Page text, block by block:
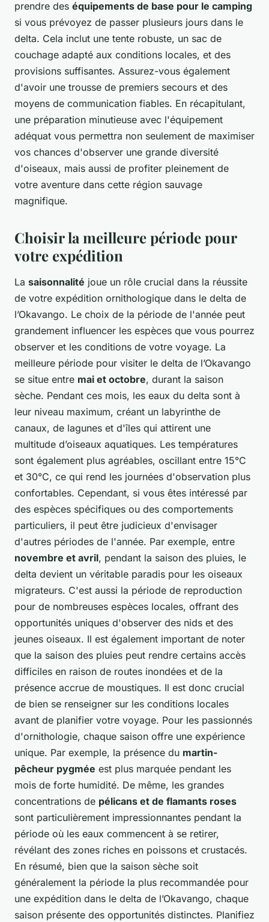
prendre des équipements de base pour le camping
si vous prévoyez de passer plusieurs jours dans le
delta. Cela inclut une tente robuste, un sac de
couchage adapté aux conditions locales, et des
provisions suffisantes. Assurez-vous également
d'avoir une trousse de premiers secours et des
moyens de communication fiables. En récapitulant,
une préparation minutieuse avec l'équipement
adéquat vous permettra non seulement de maximiser
vos chances d'observer une grande diversité
d'oiseaux, mais aussi de profiter pleinement de
votre aventure dans cette région sauvage
magnifique.
Choisir la meilleure période pour
votre expédition
La saisonnalité joue un rôle crucial dans la réussite
de votre expédition ornithologique dans le delta de
l’Okavango. Le choix de la période de l'année peut
grandement influencer les espèces que vous pourrez
observer et les conditions de votre voyage. La
meilleure période pour visiter le delta de l’Okavango
se situe entre mai et octobre, durant la saison
sèche. Pendant ces mois, les eaux du delta sont à
leur niveau maximum, créant un labyrinthe de
canaux, de lagunes et d'îles qui attirent une
multitude d’oiseaux aquatiques. Les températures
sont également plus agréables, oscillant entre 15°C
et 30°C, ce qui rend les journées d'observation plus
confortables. Cependant, si vous êtes intéressé par
des espèces spécifiques ou des comportements
particuliers, il peut être judicieux d'envisager
d'autres périodes de l'année. Par exemple, entre
novembre et avril, pendant la saison des pluies, le
delta devient un véritable paradis pour les oiseaux
migrateurs. C'est aussi la période de reproduction
pour de nombreuses espèces locales, offrant des
opportunités uniques d'observer des nids et des
jeunes oiseaux. Il est également important de noter
que la saison des pluies peut rendre certains accès
difficiles en raison de routes inondées et de la
présence accrue de moustiques. Il est donc crucial
de bien se renseigner sur les conditions locales
avant de planifier votre voyage. Pour les passionnés
d'ornithologie, chaque saison offre une expérience
unique. Par exemple, la présence du martin-
pêcheur pygmée est plus marquée pendant les
mois de forte humidité. De même, les grandes
concentrations de pélicans et de flamants roses
sont particulièrement impressionnantes pendant la
période où les eaux commencent à se retirer,
révélant des zones riches en poissons et crustacés.
En résumé, bien que la saison sèche soit
généralement la période la plus recommandée pour
une expédition dans le delta de l’Okavango, chaque
saison présente des opportunités distinctes. Planifiez